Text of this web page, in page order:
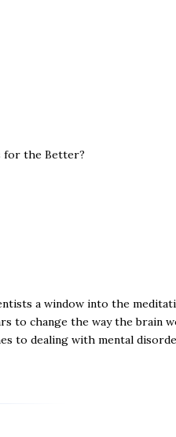
for the Better?
a window into the
to change the way the brain
to dealing with mental